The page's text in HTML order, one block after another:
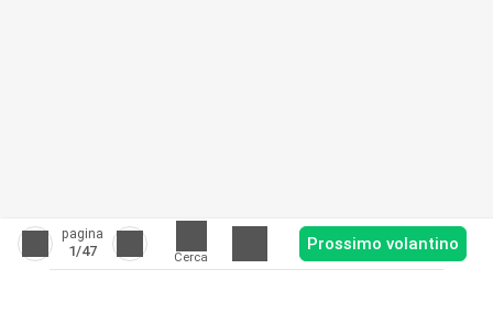
pagina
1/47 Cerca
Prossimo volantino